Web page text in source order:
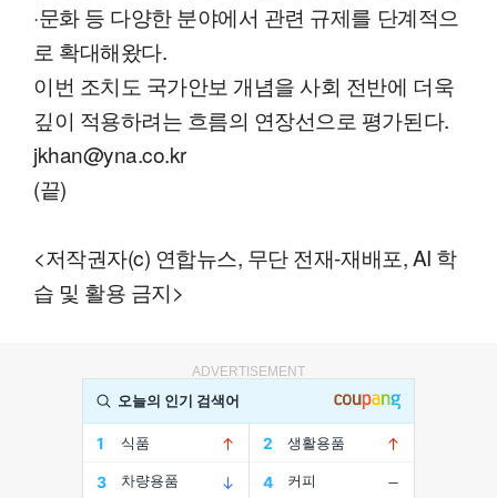
·문화 등 다양한 분야에서 관련 규제를 단계적으
로 확대해왔다.
이번 조치도 국가안보 개념을 사회 전반에 더욱
깊이 적용하려는 흐름의 연장선으로 평가된다.
jkhan@yna.co.kr
(끝)
<저작권자(c) 연합뉴스, 무단 전재-재배포, AI 학
습 및 활용 금지>
ADVERTISEMENT